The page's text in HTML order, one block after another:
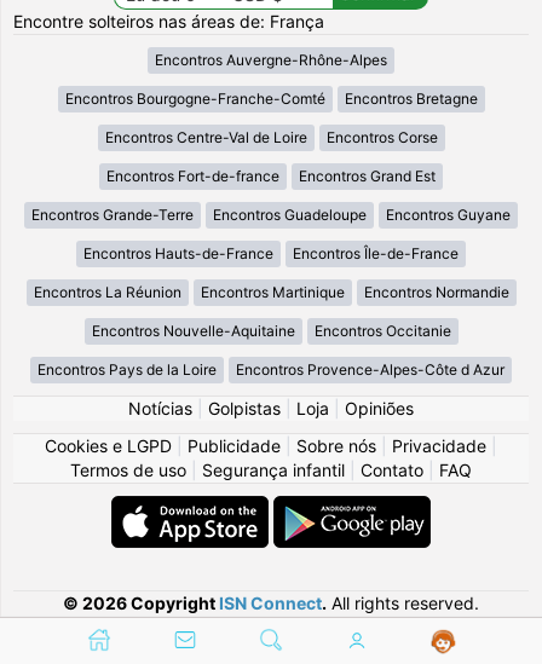
Encontre solteiros nas áreas de: França
Encontros Auvergne-Rhône-Alpes
Encontros Bourgogne-Franche-Comté Encontros Bretagne
Encontros Centre-Val de Loire Encontros Corse
Encontros Fort-de-france Encontros Grand Est
Encontros Grande-Terre Encontros Guadeloupe Encontros Guyane
Encontros Hauts-de-France Encontros Île-de-France
Encontros La Réunion Encontros Martinique Encontros Normandie
Encontros Nouvelle-Aquitaine Encontros Occitanie
Encontros Pays de la Loire Encontros Provence-Alpes-Côte d Azur
Notícias Golpistas Loja
Opiniões
Cookies e LGPD
Publicidade Sobre nós Privacidade
Termos de uso
Segurança infantil Contato FAQ
© 2026 Copyright ISN Connect. All rights reserved.